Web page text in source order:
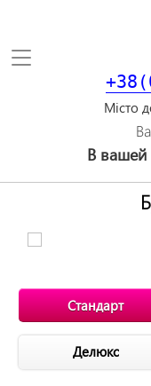
Toggle
Місто
В вашей
Стандарт
Делюкс